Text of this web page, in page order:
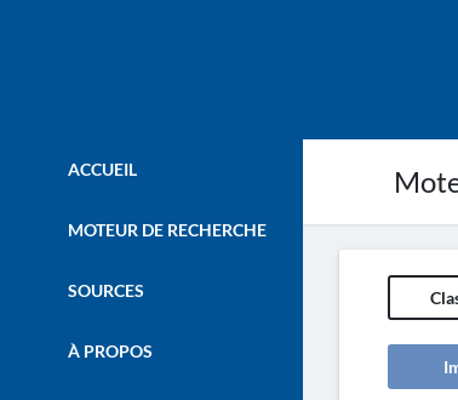
ACCUEIL
MOTEUR DE RECHERCHE
SOURCES
À PROPOS